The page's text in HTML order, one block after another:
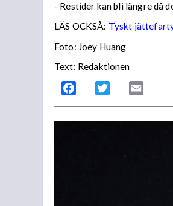
- Restider kan bli längre då
LÄS OCKSÅ: Tyskt
Foto: Joey Huang
Text: Redaktionen
Facebook Twitter